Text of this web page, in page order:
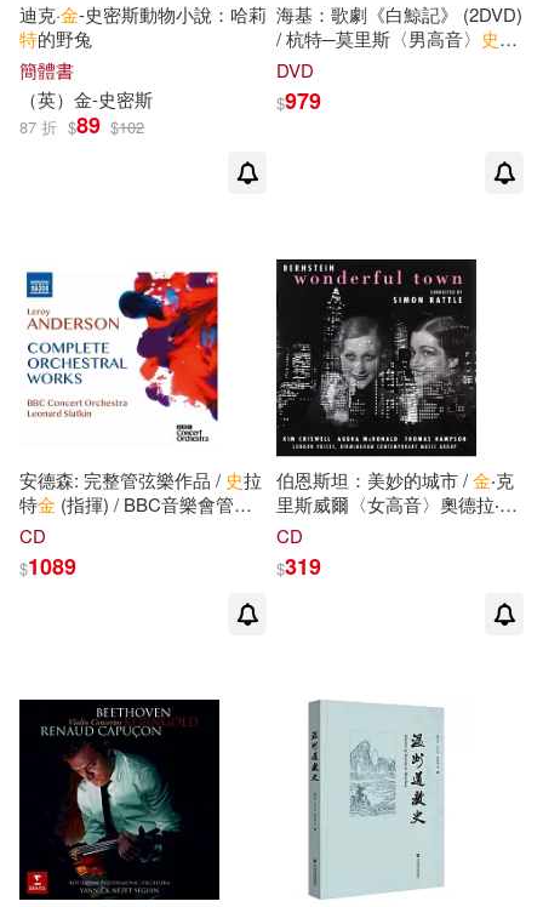
迪克·金-史密斯動物小說：哈莉
特的野兔
簡體書
（英） 金-史密斯
87 折 $89 $102
海基：歌劇《白鯨記》 (2DVD)
/ 杭特─莫里斯〈男高音〉 史蒂
芬‧卡斯提洛〈男高音〉摩根‧史
中音〉
斯〈指揮〉舊金山歌劇院管弦
DVD
$979
安德森: 完整管弦樂作品 / 史拉
特金 (指揮) / BBC音樂會管弦
樂團 (5CD)(Anderson:
Slatkin (conductor) / BBC
CD
$1089
伯恩斯坦：美妙的城市 /金‧克
里斯威爾〈女高音〉奧德拉‧麥
克唐納〈女高音〉漢普森〈男
音〉吉爾弗瑞〈男中音〉卡爾‧
森
〈男高音〉 拉圖〈指揮〉伯明
Wonderful Town / Sir Simon
CD
$319